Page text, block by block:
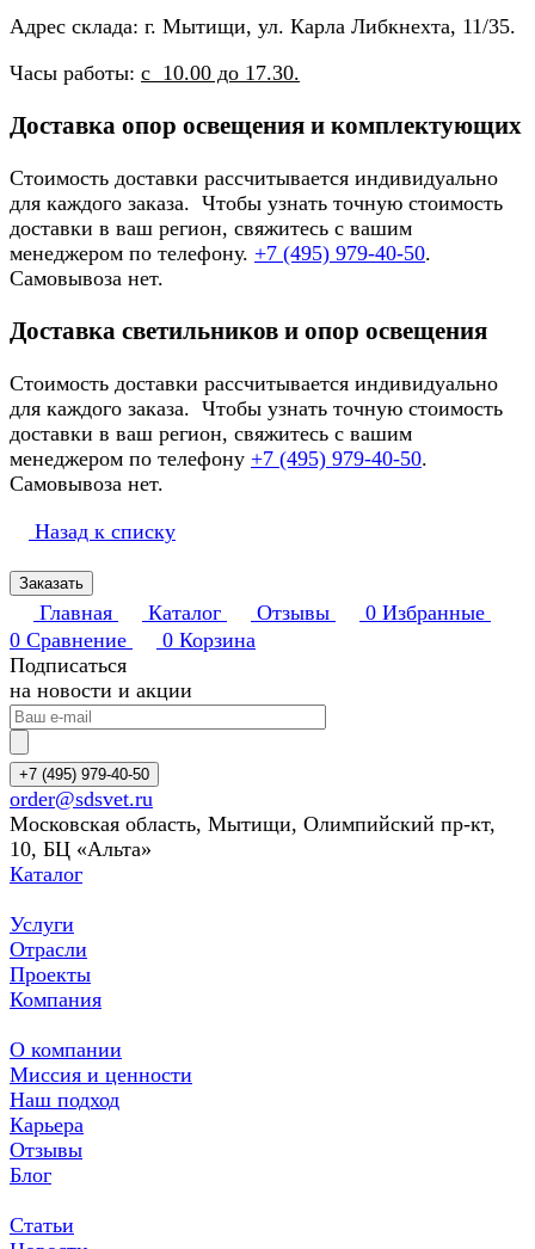
Адрес склада: г. Мытищи, ул. Карла Либкнехта, 11/35.
Часы работы: с 10.00 до 17.30.
Доставка опор освещения и комплектующих
Стоимость доставки рассчитывается индивидуально
для каждого заказа. Чтобы узнать точную стоимость
доставки в ваш регион, свяжитесь с вашим
менеджером по телефону. +7 (495) 979-40-50.
Самовывоза нет.
Доставка светильников и опор освещения
Стоимость доставки рассчитывается индивидуально
для каждого заказа. Чтобы узнать точную стоимость
доставки в ваш регион, свяжитесь с вашим
менеджером по телефону +7 (495) 979-40-50.
Самовывоза нет.
Назад к списку
Заказать
Главная Каталог Отзывы 0 Избранные
0 Сравнение 0 Корзина
Подписаться
на новости и акции
+7 (495) 979-40-50
order@sdsvet.ru
Московская область, Мытищи, Олимпийский пр-кт,
10, БЦ «Альта»
Каталог
Услуги
Отрасли
Проекты
Компания
О компании
Миссия и ценности
Наш подход
Карьера
Отзывы
Блог
Статьи